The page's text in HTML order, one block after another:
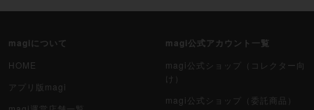
magiについて
HOME
アプリ版magi
magi公式アカウント一覧
magi公式ショップ（コレクター向
け）
magi公式ショップ（委託商品）